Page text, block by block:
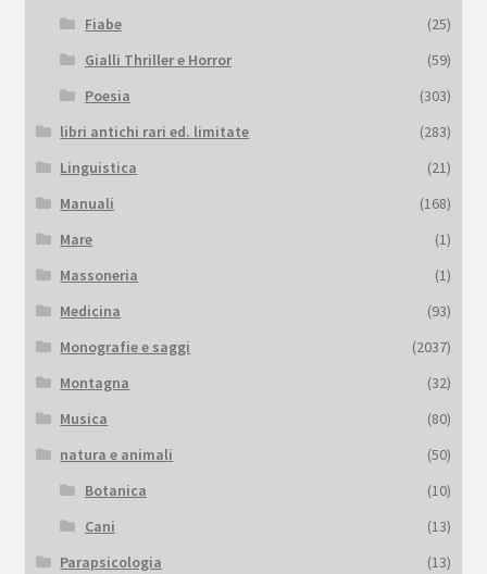
Fiabe
(25)
Gialli Thriller e Horror
(59)
Poesia
(303)
libri antichi rari ed. limitate
(283)
Linguistica
(21)
Manuali
(168)
Mare
(1)
Massoneria
(1)
Medicina
(93)
Monografie e saggi
(2037)
Montagna
(32)
Musica
(80)
natura e animali
(50)
Botanica
(10)
Cani
(13)
Parapsicologia
(13)